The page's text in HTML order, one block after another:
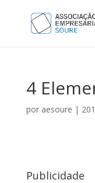
4
por aesoure |
Publicidade